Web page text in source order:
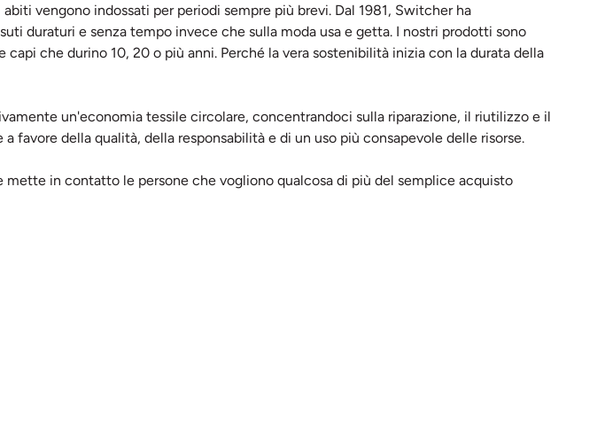
vengono indossati per periodi sempre più brevi. Dal 1981, Switcher ha
duraturi e senza tempo invece che sulla moda usa e getta. I nostri prodotti sono
che durino 10, 20 o più anni. Perché la vera sostenibilità inizia con la durata della
un'economia tessile circolare, concentrandoci sulla riparazione, il riutilizzo e il
favore della qualità, della responsabilità e di un uso più consapevole delle risorse.
in contatto le persone che vogliono qualcosa di più del semplice acquisto